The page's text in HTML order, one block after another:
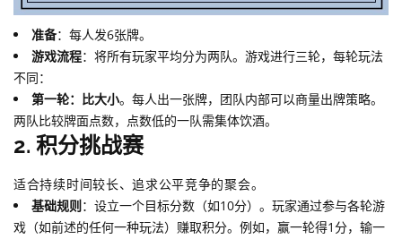
准备：每人发6张牌。
游戏流程：将所有玩家平均分为两队。游戏进行三轮，每轮玩法
不同：
第一轮：比大小。每人出一张牌，团队内部可以商量出牌策略。
两队比较牌面点数，点数低的一队需集体饮酒。
2. 积分挑战赛
适合持续时间较长、追求公平竞争的聚会。
基础规则 ：设立一个目标分数（如10分）。玩家通过参与各轮游
戏（如前述的任何一种玩法）赚取积分。例如，赢一轮得1分，输一